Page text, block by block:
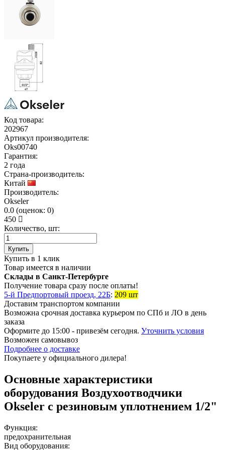
Код товара:
202967
Артикул производителя:
Oks00740
Гарантия:
2 года
Страна-производитель:
Китай
Производитель:
Okseler
0.0 (оценок: 0)
450
Количество, шт:
Купить
Купить в 1 клик
Товар имеется в наличии
Склады в Санкт-Петербурге
Получение товара сразу после оплаты!
5-й Предпортовый проезд, 22Б: 209 шт
Доставим транспортом компании
Возможна срочная доставка курьером по СПб и ЛО в день
заказа
Оформите до 15:00 - привезём сегодня. Уточнить условия
Возможен самовывоз
Подробнее о доставке
Покупаете у официального дилера!
Основные характеристики
оборудования Воздухоотводчики
Okseler с резиновым уплотнением 1/2"
Функция:
предохранительная
Вид оборудования: